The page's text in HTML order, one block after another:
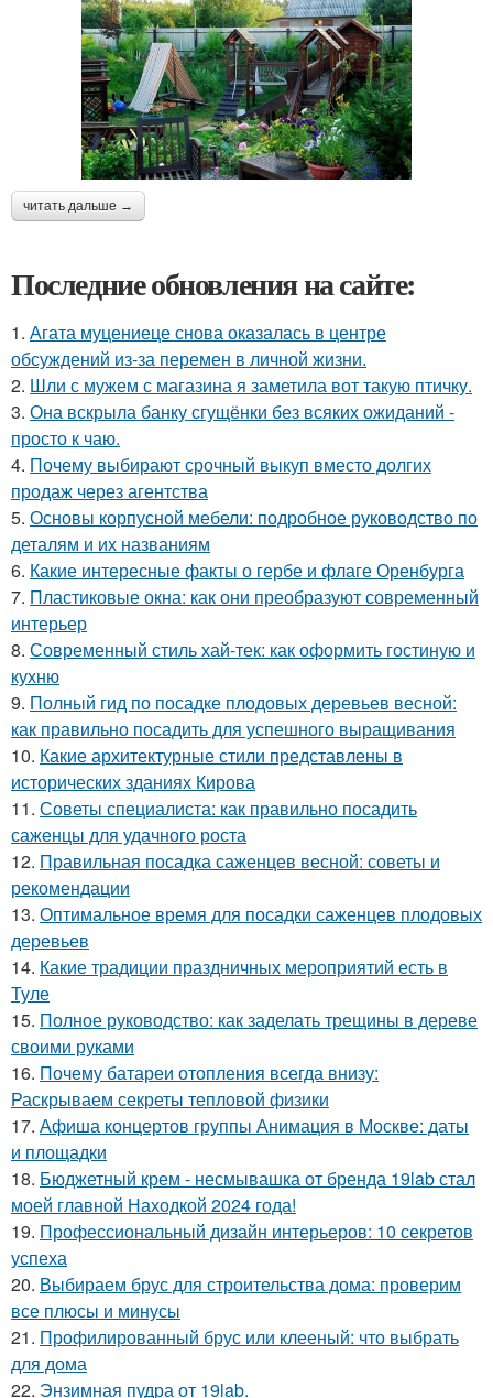
читать дальше →
Последние обновления на сайте:
1. Агата муцениеце снова оказалась в центре
обсуждений из-за перемен в личной жизни.
2. Шли с мужем с магазина я заметила вот такую птичку.
3. Она вскрыла банку сгущёнки без всяких ожиданий -
просто к чаю.
4. Почему выбирают срочный выкуп вместо долгих
продаж через агентства
5. Основы корпусной мебели: подробное руководство по
деталям и их названиям
6. Какие интересные факты о гербе и флаге Оренбурга
7. Пластиковые окна: как они преобразуют современный
интерьер
8. Современный стиль хай-тек: как оформить гостиную и
кухню
9. Полный гид по посадке плодовых деревьев весной:
как правильно посадить для успешного выращивания
10. Какие архитектурные стили представлены в
исторических зданиях Кирова
11. Советы специалиста: как правильно посадить
саженцы для удачного роста
12. Правильная посадка саженцев весной: советы и
рекомендации
13. Оптимальное время для посадки саженцев плодовых
деревьев
14. Какие традиции праздничных мероприятий есть в
Туле
15. Полное руководство: как заделать трещины в дереве
своими руками
16. Почему батареи отопления всегда внизу:
Раскрываем секреты тепловой физики
17. Афиша концертов группы Анимация в Москве: даты
и площадки
18. Бюджетный крем - несмывашка от бренда 19lab стал
моей главной Находкой 2024 года!
19. Профессиональный дизайн интерьеров: 10 секретов
успеха
20. Выбираем брус для строительства дома: проверим
все плюсы и минусы
21. Профилированный брус или клееный: что выбрать
для дома
22. Энзимная пудра от 19lab.